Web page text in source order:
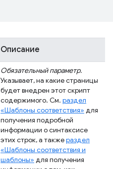
Описание
Обязательный параметр.
Указывает, на какие страницы
будет внедрен этот скрипт
содержимого. См. раздел
«Шаблоны соответствия» для
получения подробной
информации о синтаксисе
этих строк, а такжераздел
«Шаблоны соответствия и
шаблоны» для получения